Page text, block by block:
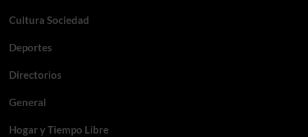
Cultura Sociedad
Deportes
Directorios
General
Hogar y Tiempo Libre